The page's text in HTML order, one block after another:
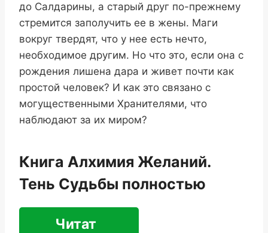
до Салдарины, а старый друг по-прежнему
стремится заполучить ее в жены. Маги
вокруг твердят, что у нее есть нечто,
необходимое другим. Но что это, если она с
рождения лишена дара и живет почти как
простой человек? И как это связано с
могущественными Хранителями, что
наблюдают за их миром?
Книга Алхимия Желаний.
Тень Судьбы полностью
Читат